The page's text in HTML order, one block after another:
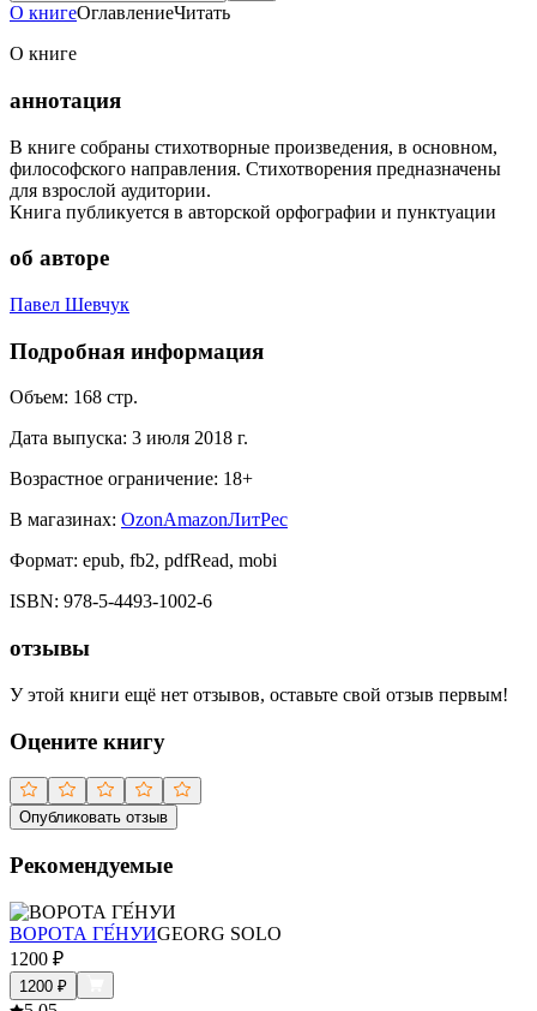
О книгеОглавлениеЧитать
О книге
аннотация
В книге собраны стихотворные произведения, в основном,
философского направления. Стихотворения предназначены
для взрослой аудитории.
Книга публикуется в авторской орфографии и пунктуации
об авторе
Павел Шевчук
Подробная информация
Объем: 168 стр.
Дата выпуска: 3 июля 2018 г.
Возрастное ограничение: 18+
В магазинах: OzonAmazonЛитРес
Формат: epub, fb2, pdfRead, mobi
ISBN: 978-5-4493-1002-6
отзывы
У этой книги ещё нет отзывов, оставьте свой отзыв первым!
Оцените книгу
Опубликовать отзыв
Рекомендуемые
ВОРОТА ГЕ́НУИGEORG SOLO
1200 ₽
1200 ₽